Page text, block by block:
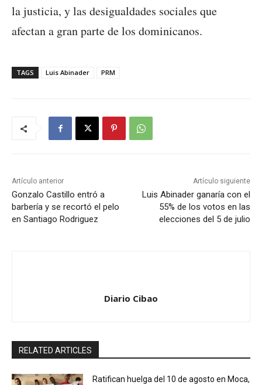
la justicia, y las desigualdades sociales que
afectan a gran parte de los dominicanos.
TAGS Luis Abinader PRM
Artículo anterior
Gonzalo Castillo entró a
barbería y se recortó el pelo
en Santiago Rodriguez
Artículo siguiente
Luis Abinader ganaría con el
55% de los votos en las
elecciones del 5 de julio
Diario Cibao
RELATED ARTICLES
Ratifican huelga del 10 de agosto en Moca,